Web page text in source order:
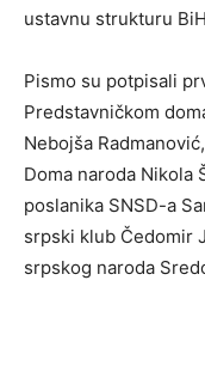
ustavnu strukturu
Pismo su potpisali
Predstavničkom
Nebojša
Doma naroda Nikola
poslanika SNSD-a
srpski klub Čedomir
srpskog naroda